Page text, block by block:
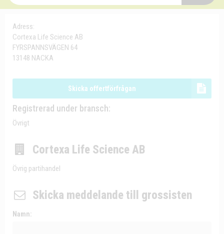
Adress:
Cortexa Life Science AB
FYRSPANNSVÄGEN 64
13148 NACKA
Skicka offertförfrågan
Registrerad under bransch:
Övrigt
Cortexa Life Science AB
Övrig partihandel
Skicka meddelande till grossisten
Namn: